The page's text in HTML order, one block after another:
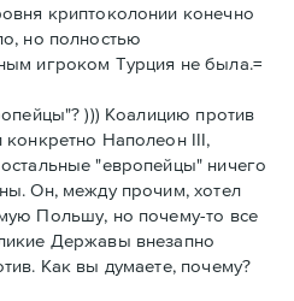
криптоколонии конечно
но полностью
игроком Турция не была.=
))) Коалицию против
конкретно Наполеон III,
"европейцы" ничего
Он, между прочим, хотел
Польшу, но почему-то все
Державы внезапно
Как вы думаете, почему?